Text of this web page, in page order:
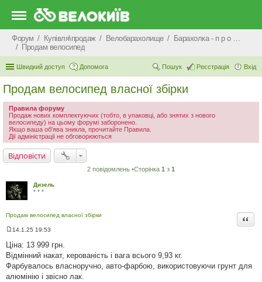
Форум Купівля\продаж Велобарахолище
Барахолка - п р о д а ж
Продам велосипед
Швидкий доступ Допомога Вхід
Реєстрація
Пошук
Продам велосипед власної збірки
Правила форуму
Продаж нових комплектуючих (тобто, в упаковці, або знятих з нового
велосипеду) на цьому форумі заборонено.
Якщо ваша об'ява зникла, прочитайте Правила.
Дії адміністрації не обговорюються
Відповісти
2 повідомлень •Сторінка 1 з 1
Дизель
* * *
Продам велосипед власної збірки
о
в
о
м
14.1.25 19:53
Ціна: 13 999 грн.
Відмінний накат, керованість і вага всього 9,93 кг.
Фарбувалось власноручно, авто-фарбою, використовуючи грунт для
алюмінію і звісно лак.